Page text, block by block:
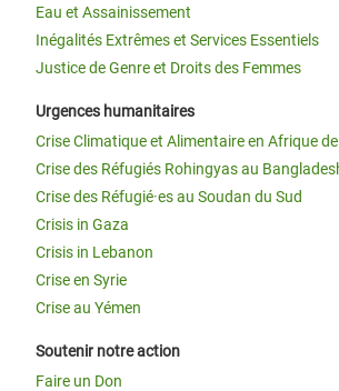
Eau et Assainissement
Inégalités Extrêmes et Services Essentiels
Justice de Genre et Droits des Femmes
Urgences humanitaires
Crise Climatique et Alimentaire en Afrique de
Crise des Réfugiés Rohingyas au
Crise des Réfugié·es au Soudan du Sud
Crisis in Gaza
Crisis in Lebanon
Crise en Syrie
Crise au Yémen
Soutenir notre action
Faire un Don